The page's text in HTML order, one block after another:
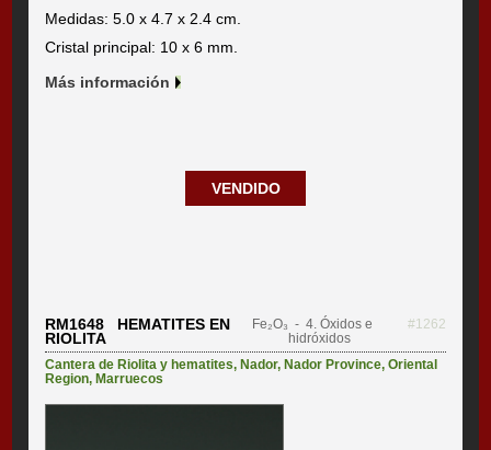
Medidas: 5.0 x 4.7 x 2.4 cm.
Cristal principal: 10 x 6 mm.
Más información
VENDIDO
RM1648 HEMATITES EN
RIOLITA
Fe₂O₃ - 4. Óxidos e
hidróxidos
#1262
Cantera de Riolita y hematites, Nador, Nador Province,Oriental
Region, Marruecos